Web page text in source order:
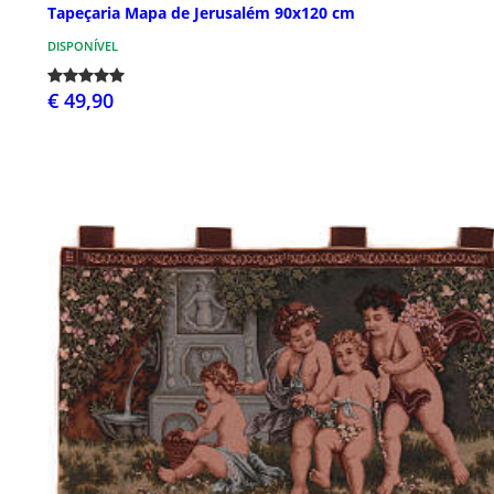
Tapeçaria Mapa de Jerusalém 90x120 cm
DISPONÍVEL
€ 49,90